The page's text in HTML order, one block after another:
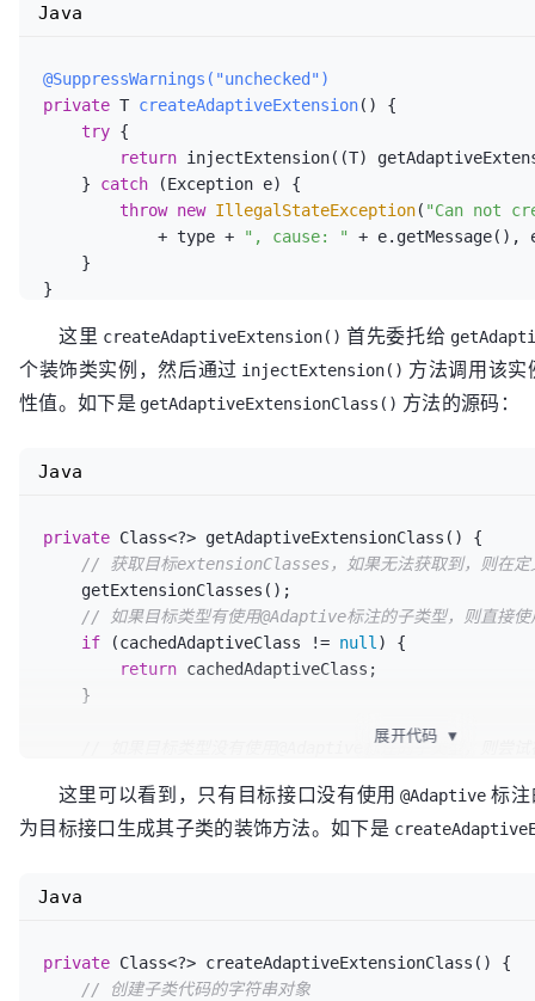
                cachedActivates.put(names[
            }
else {
                com.alibaba.dubbo.common.extension.
if (oldActivate != null) {
                }
// 将目标子类缓存到extensionClasses中
if
                }
                    extensionClasses.put(n, clazz);
                }
else if (c != clazz) {
throw
                        + type.getName() +
" name "
                        +
" and " +
                }
            }
                        createAdaptiveInstanceError = t;
adaptive"
                            +
" instance: "
                    }
                }
            }
        }
else {
throw
new IllegalStateException("fail to
                + createAdaptiveInstanceError.toString(),
        }
    }
return (T) instance;
@SuppressWarnings("unchecked")
private T createAdaptiveExtension()
{
try {
return injectExtension((T)
    }
catch (Exception e) {
throw new IllegalStateException( "Can not
            + type +
", cause: "
+ e.getMessage(),
Java
这里 createAdaptiveExtension() 首先委托给
个装饰类实例，然后通过 injectExtension() 方法调用该
性值。如下是 getAdaptiveExtensionClass() 方法的源码：
private Class<?> getAdaptiveExtensionClass() {
// 获取目标extensionClasses，如果无法获取到，则在定
// 如果目标类型有使用@Adaptive标注的子类型，则直接使
if (cachedAdaptiveClass != null ) {
return cachedAdaptiveClass;
// 如果目标类型没有使用@Adaptive标注的子类型，则尝
// 方法，如果有，则为该方法动态生成子类装饰代码
return cachedAdaptiveClass =
Java
展开代码 ▼
这里可以看到，只有目标接口没有使用 @Adaptive 标
为目标接口生成其子类的装饰方法。如下是
private Class<?> createAdaptiveExtensionClass() {
// 创建子类代码的字符串对象
Java